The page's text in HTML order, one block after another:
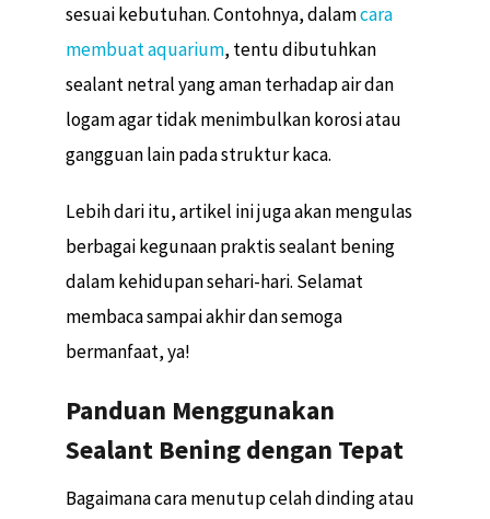
sesuai kebutuhan. Contohnya, dalamcara
membuat aquarium, tentu dibutuhkan
sealant netral yang aman terhadap air dan
logam agar tidak menimbulkan korosi atau
gangguan lain pada struktur kaca.
Lebih dari itu, artikel ini juga akan mengulas
berbagai kegunaan praktis sealant bening
dalam kehidupan sehari-hari. Selamat
membaca sampai akhir dan semoga
bermanfaat, ya!
Panduan Menggunakan
Sealant Bening dengan Tepat
Bagaimana cara menutup celah dinding atau